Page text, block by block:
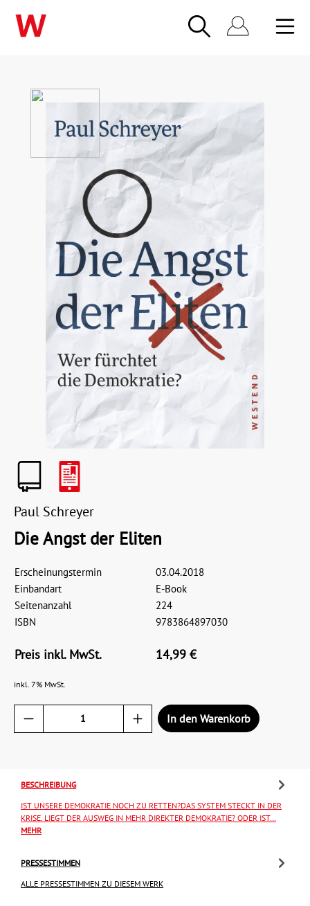
Paul Schreyer
Die Angst der Eliten
Erscheinungstermin
03.04.2018
Einbandart
E-Book
Seitenanzahl
224
ISBN
9783864897030
Preis inkl. MwSt. 14,99 €
inkl. 7% MwSt.
In den Warenkorb
BESCHREIBUNG
IST UNSERE DEMOKRATIE NOCH ZU RETTEN?DAS SYSTEM STECKT IN DER
KRISE. LIEGT DER AUSWEG IN MEHR DIREKTER DEMOKRATIE? ODER IST…
MEHR
PRESSESTIMMEN
ALLE PRESSESTIMMEN ZU DIESEM WERK